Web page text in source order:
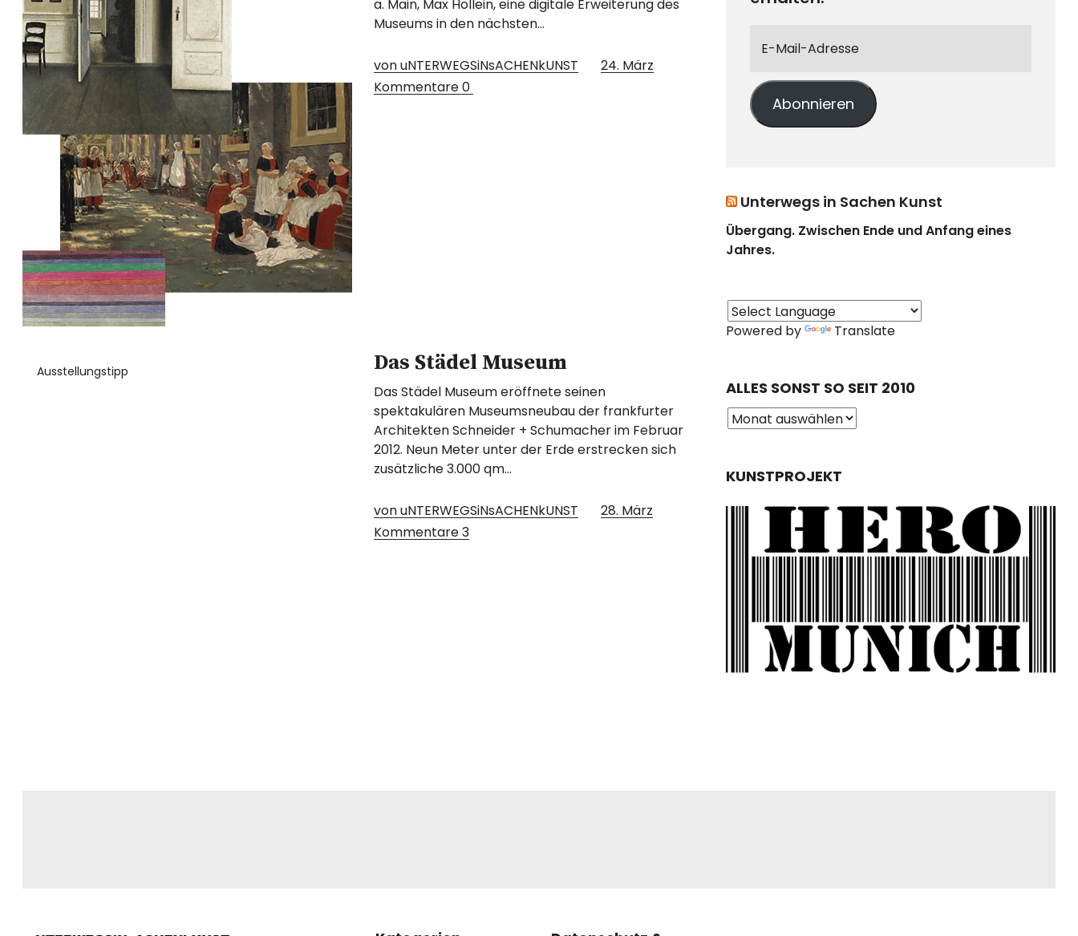
a. Main, Max Hollein, eine digitale Erweiterung des
Museums in den nächsten…
von uNTERWEGSiNsACHENkUNST
24. März
Kommentare0
Ausstellungstipp Das Städel Museum
Das Städel Museum eröffnete seinen
spektakulären Museumsneubau der frankfurter
Architekten Schneider + Schumacher im Februar
2012. Neun Meter unter der Erde erstrecken sich
zusätzliche 3.000 qm…
von uNTERWEGSiNsACHENkUNST
28. März
Kommentare3
Abonnieren
Unterwegs in Sachen Kunst
Übergang. Zwischen Ende und Anfang eines
Jahres.
Powered by Translate
ALLES SONST SO SEIT 2010
KUNSTPROJEKT